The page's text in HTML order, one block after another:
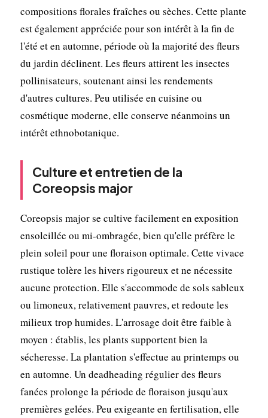
compositions florales fraîches ou sèches. Cette plante
est également appréciée pour son intérêt à la fin de
l'été et en automne, période où la majorité des fleurs
du jardin déclinent. Les fleurs attirent les insectes
pollinisateurs, soutenant ainsi les rendements
d'autres cultures. Peu utilisée en cuisine ou
cosmétique moderne, elle conserve néanmoins un
intérêt ethnobotanique.
Culture et entretien de la
Coreopsis major
Coreopsis major se cultive facilement en exposition
ensoleillée ou mi-ombragée, bien qu'elle préfère le
plein soleil pour une floraison optimale. Cette vivace
rustique tolère les hivers rigoureux et ne nécessite
aucune protection. Elle s'accommode de sols sableux
ou limoneux, relativement pauvres, et redoute les
milieux trop humides. L'arrosage doit être faible à
moyen : établis, les plants supportent bien la
sécheresse. La plantation s'effectue au printemps ou
en automne. Un deadheading régulier des fleurs
fanées prolonge la période de floraison jusqu'aux
premières gelées. Peu exigeante en fertilisation, elle